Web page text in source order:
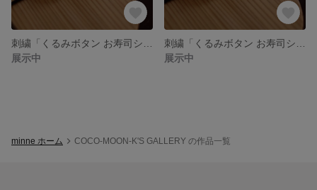
展示中
展示中
minne ホーム COCO-MOON-K'S GALLERY の作品一覧